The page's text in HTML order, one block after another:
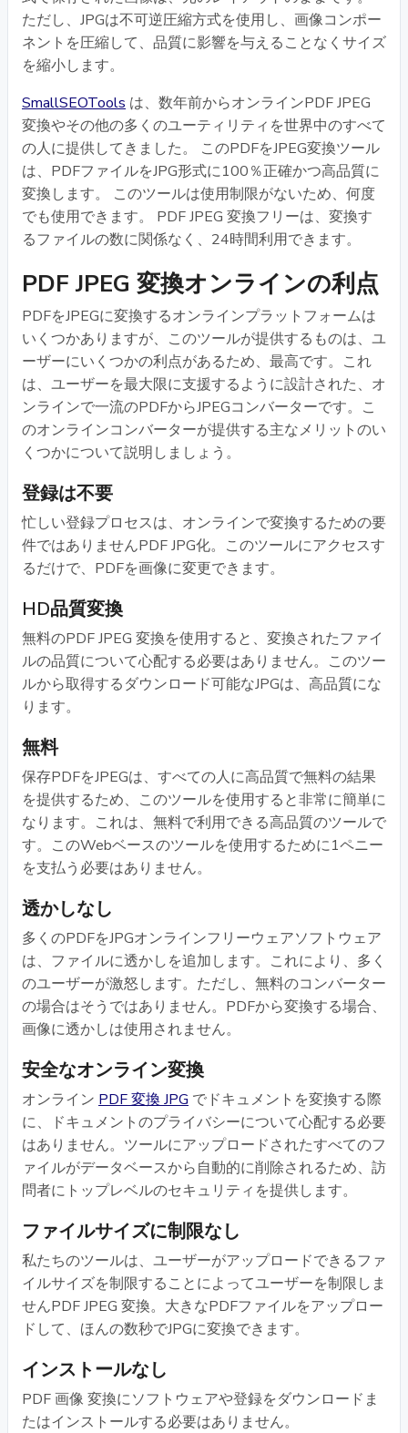
ただし、JPGは不可逆圧縮方式を使用し、画像コンポー
ネントを圧縮して、品質に影響を与えることなくサイズ
を縮小します。
SmallSEOTools は、数年前からオンラインPDF JPEG
変換やその他の多くのユーティリティを世界中のすべて
の人に提供してきました。 このPDFをJPEG変換ツール
は、PDFファイルをJPG形式に100％正確かつ高品質に
変換します。 このツールは使用制限がないため、何度
でも使用できます。 PDF JPEG 変換フリーは、変換す
るファイルの数に関係なく、24時間利用できます。
PDF JPEG 変換オンラインの利点
PDFをJPEGに変換するオンラインプラットフォームは
いくつかありますが、このツールが提供するものは、ユ
ーザーにいくつかの利点があるため、最高です。これ
は、ユーザーを最大限に支援するように設計された、オ
ンラインで一流のPDFからJPEGコンバーターです。こ
のオンラインコンバーターが提供する主なメリットのい
くつかについて説明しましょう。
登録は不要
忙しい登録プロセスは、オンラインで変換するための要
件ではありませんPDF JPG化。このツールにアクセスす
るだけで、PDFを画像に変更できます。
HD品質変換
無料のPDF JPEG 変換を使用すると、変換されたファイ
ルの品質について心配する必要はありません。このツー
ルから取得するダウンロード可能なJPGは、高品質にな
ります。
無料
保存PDFをJPEGは、すべての人に高品質で無料の結果
を提供するため、このツールを使用すると非常に簡単に
なります。これは、無料で利用できる高品質のツールで
す。このWebベースのツールを使用するために1ペニー
を支払う必要はありません。
透かしなし
多くのPDFをJPGオンラインフリーウェアソフトウェア
は、ファイルに透かしを追加します。これにより、多く
のユーザーが激怒します。ただし、無料のコンバーター
の場合はそうではありません。PDFから変換する場合、
画像に透かしは使用されません。
安全なオンライン変換
オンライン PDF 変換 JPG でドキュメントを変換する際
に、ドキュメントのプライバシーについて心配する必要
はありません。ツールにアップロードされたすべてのフ
ァイルがデータベースから自動的に削除されるため、訪
問者にトップレベルのセキュリティを提供します。
ファイルサイズに制限なし
私たちのツールは、ユーザーがアップロードできるファ
イルサイズを制限することによってユーザーを制限しま
せんPDF JPEG 変換。大きなPDFファイルをアップロー
ドして、ほんの数秒でJPGに変換できます。
インストールなし
PDF 画像 変換にソフトウェアや登録をダウンロードま
たはインストールする必要はありません。